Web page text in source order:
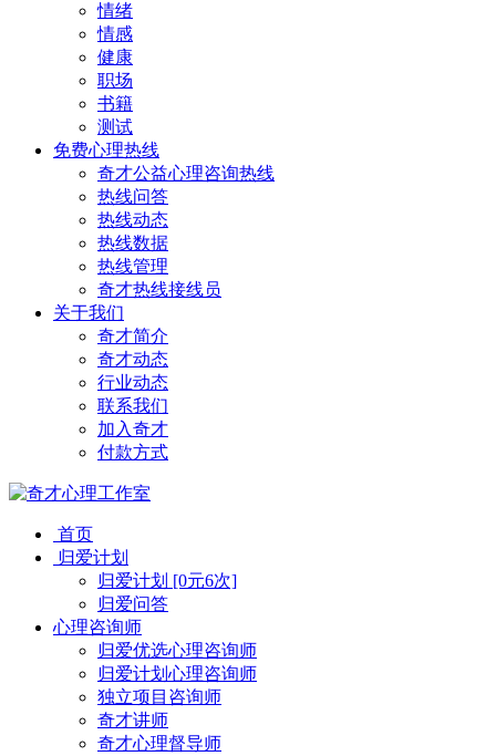
情绪
情感
健康
职场
书籍
测试
免费心理热线
奇才公益心理咨询热线
热线问答
热线动态
热线数据
热线管理
奇才热线接线员
关于我们
奇才简介
奇才动态
行业动态
联系我们
加入奇才
付款方式
首页
归爱计划
归爱计划 [0元6次]
归爱问答
心理咨询师
归爱优选心理咨询师
归爱计划心理咨询师
独立项目咨询师
奇才讲师
奇才心理督导师